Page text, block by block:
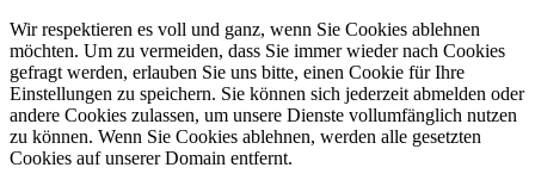
Wir respektieren es voll und ganz, wenn Sie Cookies ablehnen
möchten. Um zu vermeiden, dass Sie immer wieder nach Cookies
gefragt werden, erlauben Sie uns bitte, einen Cookie für Ihre
Einstellungen zu speichern. Sie können sich jederzeit abmelden oder
andere Cookies zulassen, um unsere Dienste vollumfänglich nutzen
zu können. Wenn Sie Cookies ablehnen, werden alle gesetzten
Cookies auf unserer Domain entfernt.